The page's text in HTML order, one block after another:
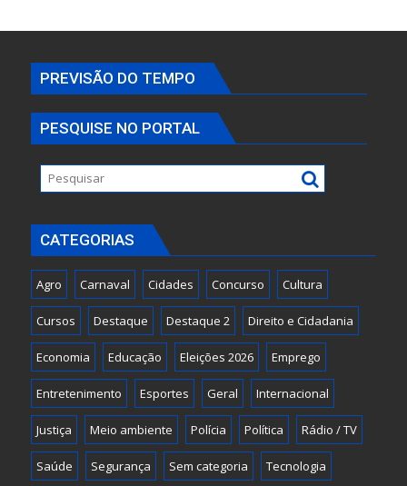
PREVISÃO DO TEMPO
PESQUISE NO PORTAL
CATEGORIAS
Agro Carnaval Cidades Concurso Cultura
Cursos Destaque Destaque 2 Direito e Cidadania
Economia Educação Eleições 2026 Emprego
Entretenimento Esportes Geral Internacional
Justiça Meio ambiente Polícia Política Rádio / TV
Saúde Segurança Sem categoria Tecnologia